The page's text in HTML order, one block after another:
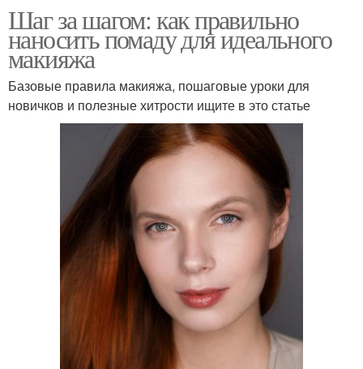
Шаг за шагом: как правильно
наносить помаду для идеального
макияжа
Базовые правила макияжа, пошаговые уроки для
новичков и полезные хитрости ищите в это статье